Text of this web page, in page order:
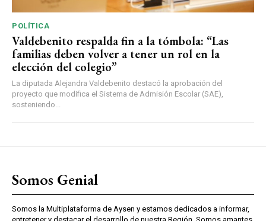
POLÍTICA
Valdebenito respalda fin a la tómbola: “Las
familias deben volver a tener un rol en la
elección del colegio”
La diputada Alejandra Valdebenito destacó la aprobación del
proyecto que modifica el Sistema de Admisión Escolar (SAE),
sosteniendo...
Somos Genial
Somos la Multiplataforma de Aysen y estamos dedicados a informar,